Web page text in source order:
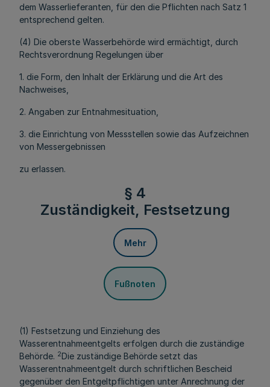
dem Wasserlieferanten, für den die Pflichten nach Satz 1
entsprechend gelten.
(4) Die oberste Wasserbehörde wird ermächtigt, durch
Rechtsverordnung Regelungen über
1. die Form, den Inhalt der Erklärung und die Art des
Nachweises,
2. Angaben zur Entnahmesituation,
3. die Einrichtung von Messstellen sowie das Aufzeichnen
von Messergebnissen
zu erlassen.
§ 4
Zuständigkeit, Festsetzung
Mehr
Fußnoten
(1) Festsetzung und Einziehung des
Wasserentnahmeentgelts erfolgen durch die zuständige
Behörde. 2Die zuständige Behörde setzt das
Wasserentnahmeentgelt durch schriftlichen Bescheid
gegenüber den Entgeltpflichtigen unter Anrechnung der